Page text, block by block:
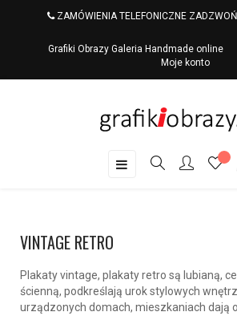
ZAMÓWIENIA TELEFONICZNE
Grafiki Obrazy Galeria Handmade online
Moje konto
Toggle
☰
VINTAGE RETRO
Plakaty vintage, plakaty retro są lubianą,
ścienną, podkreślają urok stylowych
urządzonych domach, mieszkaniach dają